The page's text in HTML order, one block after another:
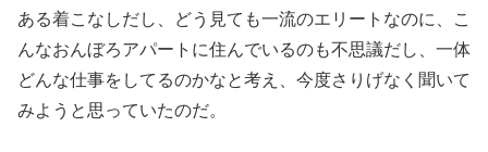
ある着こなしだし、どう見ても一流のエリートなのに、こ
んなおんぼろアパートに住んでいるのも不思議だし、一体
どんな仕事をしてるのかなと考え、今度さりげなく聞いて
みようと思っていたのだ。